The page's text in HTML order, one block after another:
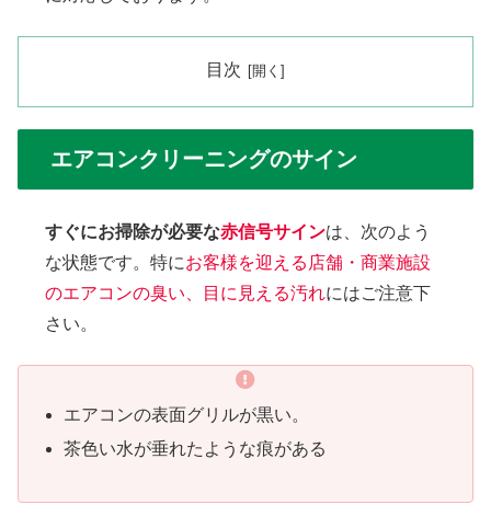
目次
エアコンクリーニングのサイン
すぐにお掃除が必要な赤信号サインは、次のよう
な状態です。特にお客様を迎える店舗・商業施設
のエアコンの臭い、目に見える汚れにはご注意下
さい。
エアコンの表面グリルが黒い。
茶色い水が垂れたような痕がある